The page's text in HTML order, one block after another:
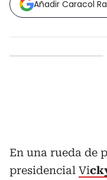
Añadir Caracol
En una rueda de
presidencial Vi